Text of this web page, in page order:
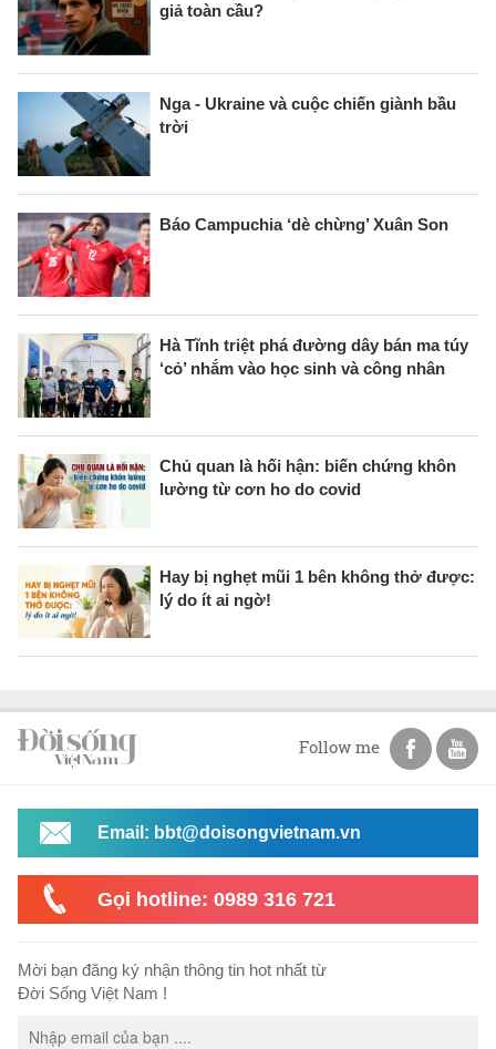
giả toàn cầu?
Nga - Ukraine và cuộc chiến giành bầu
trời
Báo Campuchia ‘dè chừng’ Xuân Son
Hà Tĩnh triệt phá đường dây bán ma túy
‘cỏ’ nhắm vào học sinh và công nhân
Chủ quan là hối hận: biến chứng khôn
lường từ cơn ho do covid
Hay bị nghẹt mũi 1 bên không thở được:
lý do ít ai ngờ!
Follow me
Email: bbt@doisongvietnam.vn
Gọi hotline: 0989 316 721
Mời bạn đăng ký nhận thông tin hot nhất từ
Đời Sống Việt Nam !